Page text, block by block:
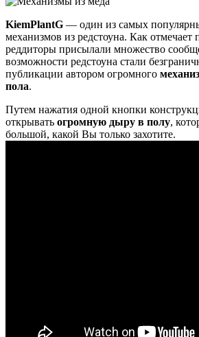
KiemPlantG — один из самых
механизмов из редстоуна. Как отмечает
реддиторы присылали множество
возможности редстоуна стали
публикации автором огромного
пола.
Путем нажатия одной кнопки
открывать огромную дыру в полу,
большой, какой Вы только захотите.